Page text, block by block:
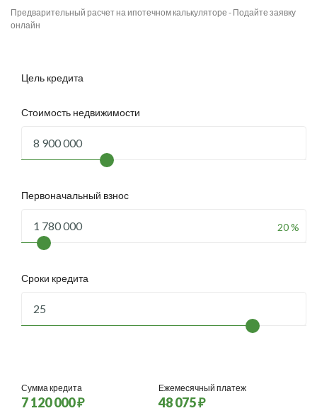
Предварительный расчет на ипотечном калькуляторе - Подайте заявку
онлайн
Цель кредита
Стоимость недвижимости
Первоначальный взнос
20 %
Сроки кредита
Сумма кредита
7 120 000 ₽
Ежемесячный платеж
48 075 ₽